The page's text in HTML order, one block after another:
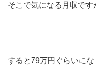
そこで気になる月収です
すると79万円ぐらいにな